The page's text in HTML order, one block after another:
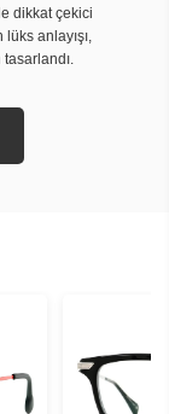
dikkat çekici
lüks anlayışı,